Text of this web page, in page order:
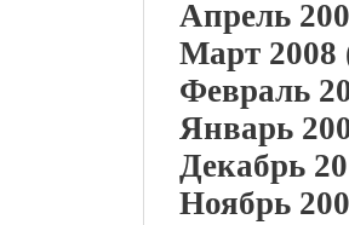
Апрель
Март 2008
Февраль
Январь
Декабрь
Ноябрь